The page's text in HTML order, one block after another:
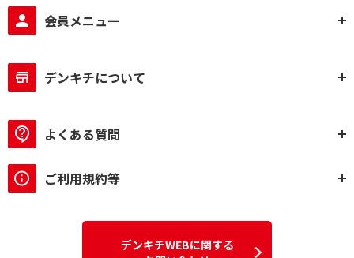
会員メニュー
デンキチについて
よくある質問
ご利用規約等
デンキチWEBに関する